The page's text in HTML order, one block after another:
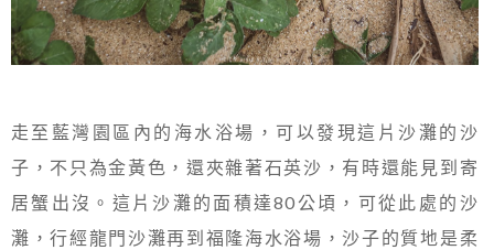
走至藍灣園區內的海水浴場，可以發現這片沙灘的沙
子，不只為金黃色，還夾雜著石英沙，有時還能見到寄
居蟹出沒。這片沙灘的面積達80公頃，可從此處的沙
灘，行經龍門沙灘再到福隆海水浴場，沙子的質地是柔